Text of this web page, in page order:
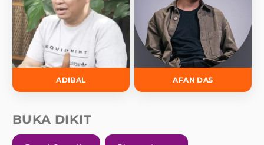
ADIBAL AFAN DA5
BUKA DIKIT